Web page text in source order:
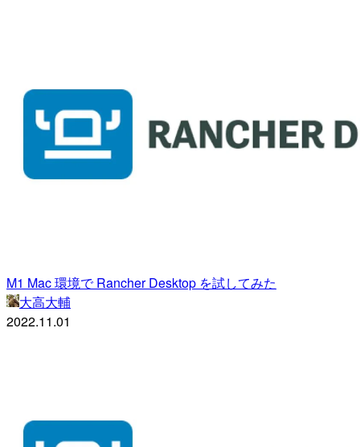
M1 Mac 環境で Rancher Desktop を試してみた
大高大輔
2022.11.01